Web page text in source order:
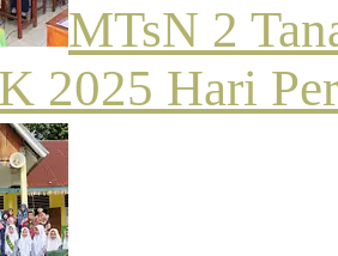
MTsN 2
2025 Hari